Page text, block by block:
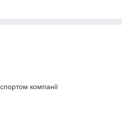
компанії